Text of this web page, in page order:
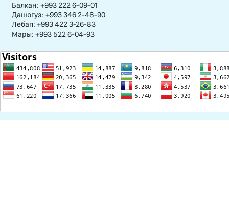
Балкан: +993 222 6-09-01
Дашогуз: +993 346 2-48-90
Лебап: +993 422 3-26-83
Мары: +993 522 6-04-93